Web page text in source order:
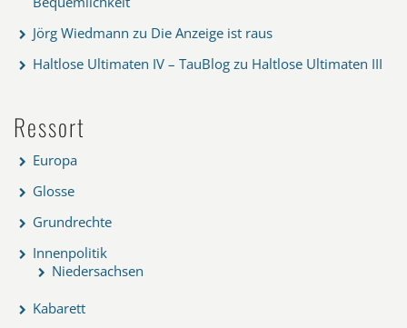
Jörg Wiedmann zu Die Anzeige ist raus
Haltlose Ultimaten IV – TauBlog zu Haltlose Ultimaten III
Ressort
Europa
Glosse
Grundrechte
Innenpolitik
Niedersachsen
Kabarett